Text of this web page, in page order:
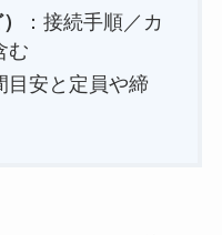
：接続手順／カ
む
目安と定員や締